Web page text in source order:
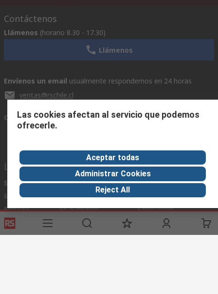
Contáctenos
Llámenos (horario 8.30 - 17.30)
Llámenos
Envíenos un email usualmente respondemos en 24 horas
ventas@rschile.cl
Conectar con nosotros
Links de ayuda
Servicios
Registrarse
Entrega
Pago
Exportar
Acerca de RS
Acerca de RS
En el mundo
Grupo corporativo
ESG
Industria
Zona Industria
Fabricación
Las cookies afectan al servicio que podemos
ofrecerle.
Aceptar todas
Administrar Cookies
Reject All